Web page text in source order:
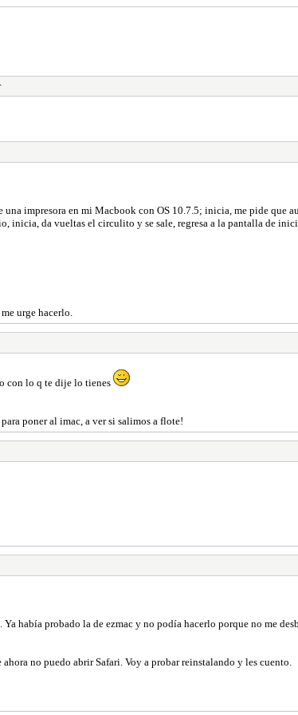
impresora en mi Macbook con OS 10.7.5; inicia, me pide que
inicia, da vueltas el circulito y se sale, regresa a la pantalla de
urge hacerlo.
con lo q te dije lo tienes
poner al imac, a ver si salimos a flote!
había probado la de ezmac y no podía hacerlo porque no me
no puedo abrir Safari. Voy a probar reinstalando y les cuento.